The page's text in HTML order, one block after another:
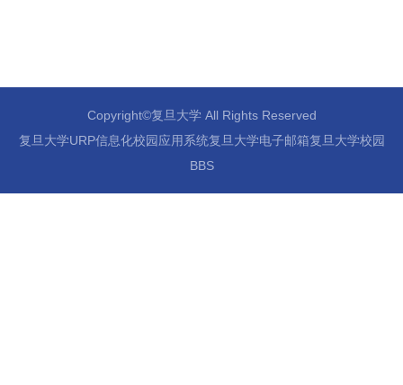
Copyright©复旦大学 All Rights Reserved
复旦大学URP信息化校园应用系统复旦大学电子邮箱复旦大学校园
BBS